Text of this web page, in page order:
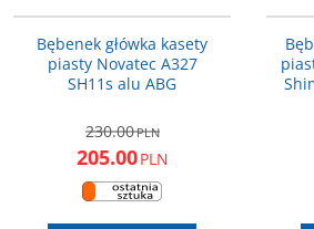
Bębenek główka kasety
piasty Novatec A327
SH11s alu ABG
230.00PLN
205.00PLN